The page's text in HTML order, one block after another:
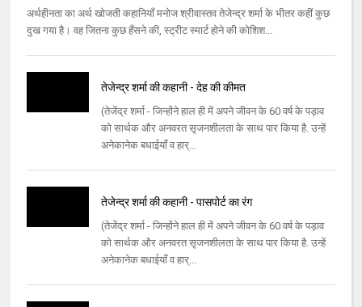
अर्थहीनता का अर्थ खोजती कहानियाँ मनोज श्रीवास्‍तव तेजेन्‍द्र शर्मा के भीतर कहीं कुछ
दुख गया है। वह जितना कुछ हँसने की, स्‍ट्रीट स्‍मार्ट होने की कोशिश...
तेजेन्द्र शर्मा की कहानी - देह की कीमत
(तेजेंद्र शर्मा - जिन्होंने हाल ही में अपने जीवन के 60 वर्ष के पड़ाव
को सार्थक और अनवरत सृजनशीलता के साथ पार किया है. उन्हें
अनेकानेक बधाईयाँ व हार्...
तेजेन्द्र शर्मा की कहानी - पासपोर्ट का रंग
(तेजेंद्र शर्मा - जिन्होंने हाल ही में अपने जीवन के 60 वर्ष के पड़ाव
को सार्थक और अनवरत सृजनशीलता के साथ पार किया है. उन्हें
अनेकानेक बधाईयाँ व हार्...